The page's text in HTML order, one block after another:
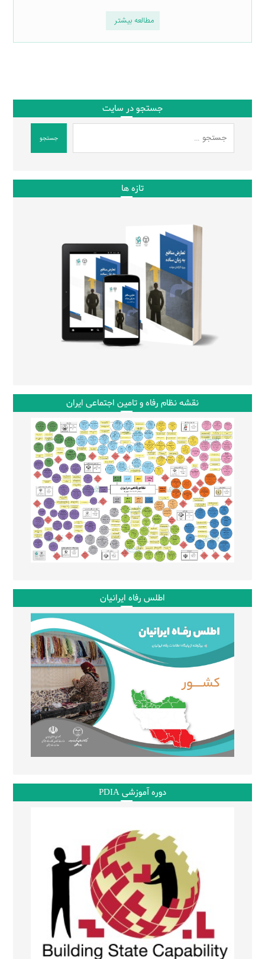
مطالعه بیشتر
جستجو در سایت
جستجو
تازه ها
نقشه نظام رفاه و تامین اجتماعی ایران
اطلس رفاه ایرانیان
دوره آموزشی PDIA